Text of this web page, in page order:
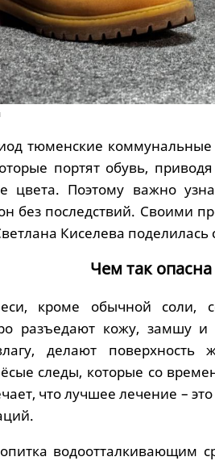
тюменские
портят обувь,
цвета. Поэтому важно
без последствий. Своими
Киселева
Чем так
кроме обычной соли,
разъедают кожу, замшу
делают
следы, которые со
что лучшее лечение –
водоотталкивающим